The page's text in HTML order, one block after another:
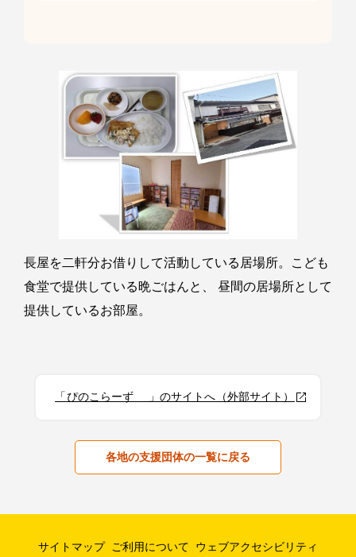
長屋を二軒分お借りして活動している居場所。こども
食堂で提供している晩ごはんと、 昼間の居場所として
提供しているお部屋。
「ぴのこらーず 」のサイトへ（外部サイト）
各地の支援団体の一覧に戻る
サイトマップ ご利用について ウェブアクセシビリティ